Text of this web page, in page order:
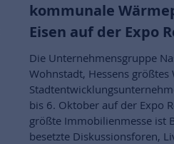
kommunale
Eisen auf der Expo
Die Unternehmensgruppe
Wohnstadt, Hessens größtes
bis 6. Oktober auf der Expo
größte Immobilienmesse ist
besetzte Diskussionsforen,